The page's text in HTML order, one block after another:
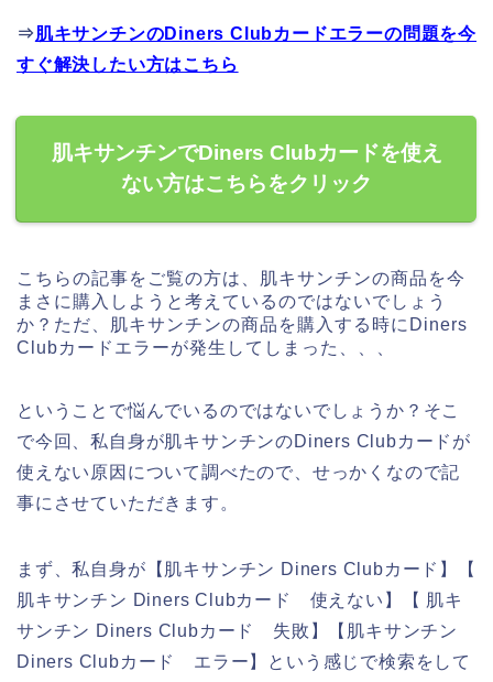
⇒肌キサンチンのDiners Clubカードエラーの問題を今
すぐ解決したい方はこちら
肌キサンチンでDiners Clubカードを使え
ない方はこちらをクリック
こちらの記事をご覧の方は、肌キサンチンの商品を今
まさに購入しようと考えているのではないでしょう
か？ただ、肌キサンチンの商品を購入する時にDiners
Clubカードエラーが発生してしまった、、、
ということで悩んでいるのではないでしょうか？そこ
で今回、私自身が肌キサンチンのDiners Clubカードが
使えない原因について調べたので、せっかくなので記
事にさせていただきます。
まず、私自身が【肌キサンチン Diners Clubカード】【
肌キサンチン Diners Clubカード 使えない】【 肌キ
サンチン Diners Clubカード 失敗】【肌キサンチン
Diners Clubカード エラー】という感じで検索をして